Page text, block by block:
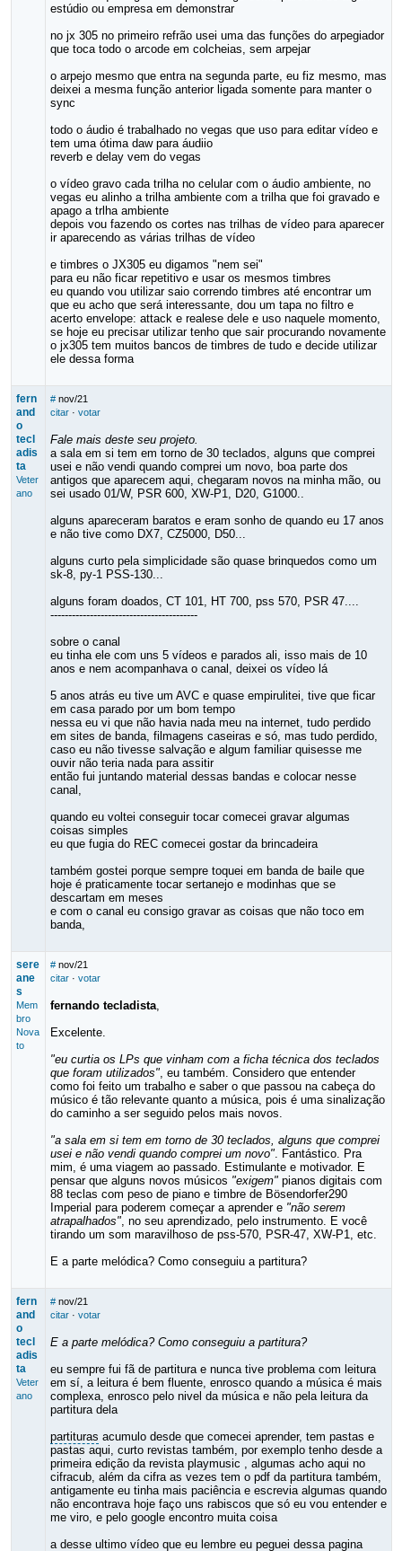
estúdio ou empresa em demonstrar
no jx 305 no primeiro refrão usei uma das funções do arpegiador
que toca todo o arcode em colcheias, sem arpejar
o arpejo mesmo que entra na segunda parte, eu fiz mesmo, mas
deixei a mesma função anterior ligada somente para manter o
sync
todo o áudio é trabalhado no vegas que uso para editar vídeo e
tem uma ótima daw para áudiio
reverb e delay vem do vegas
o vídeo gravo cada trilha no celular com o áudio ambiente, no
vegas eu alinho a trilha ambiente com a trilha que foi gravado e
apago a trlha ambiente
depois vou fazendo os cortes nas trilhas de vídeo para aparecer
ir aparecendo as várias trilhas de vídeo
e timbres o JX305 eu digamos "nem sei"
para eu não ficar repetitivo e usar os mesmos timbres
eu quando vou utilizar saio correndo timbres até encontrar um
que eu acho que será interessante, dou um tapa no filtro e
acerto envelope: attack e realese dele e uso naquele momento,
se hoje eu precisar utilizar tenho que sair procurando novamente
o jx305 tem muitos bancos de timbres de tudo e decide utilizar
ele dessa forma
fern
and
o
tecl
adis
ta
Veter
ano
# nov/21
citar· votar
Fale mais deste seu projeto.
a sala em si tem em torno de 30 teclados, alguns que comprei
usei e não vendi quando comprei um novo, boa parte dos
antigos que aparecem aqui, chegaram novos na minha mão, ou
sei usado 01/W, PSR 600, XW-P1, D20, G1000..
alguns apareceram baratos e eram sonho de quando eu 17 anos
e não tive como DX7, CZ5000, D50...
alguns curto pela simplicidade são quase brinquedos como um
sk-8, py-1 PSS-130...
alguns foram doados, CT 101, HT 700, pss 570, PSR 47....
-----------------------------------------
sobre o canal
eu tinha ele com uns 5 vídeos e parados ali, isso mais de 10
anos e nem acompanhava o canal, deixei os vídeo lá
5 anos atrás eu tive um AVC e quase empirulitei, tive que ficar
em casa parado por um bom tempo
nessa eu vi que não havia nada meu na internet, tudo perdido
em sites de banda, filmagens caseiras e só, mas tudo perdido,
caso eu não tivesse salvação e algum familiar quisesse me
ouvir não teria nada para assitir
então fui juntando material dessas bandas e colocar nesse
canal,
quando eu voltei conseguir tocar comecei gravar algumas
coisas simples
eu que fugia do REC comecei gostar da brincadeira
também gostei porque sempre toquei em banda de baile que
hoje é praticamente tocar sertanejo e modinhas que se
descartam em meses
e com o canal eu consigo gravar as coisas que não toco em
banda,
sere
ane
s
Mem
bro
Nova
to
# nov/21
citar· votar
fernando tecladista,
Excelente.
"eu curtia os LPs que vinham com a ficha técnica dos teclados
que foram utilizados", eu também. Considero que entender
como foi feito um trabalho e saber o que passou na cabeça do
músico é tão relevante quanto a música, pois é uma sinalização
do caminho a ser seguido pelos mais novos.
"a sala em si tem em torno de 30 teclados, alguns que comprei
usei e não vendi quando comprei um novo". Fantástico. Pra
mim, é uma viagem ao passado. Estimulante e motivador. E
pensar que alguns novos músicos "exigem"pianos digitais com
88 teclas com peso de piano e timbre de Bösendorfer290
Imperial para poderem começar a aprender e "não serem
atrapalhados", no seu aprendizado, pelo instrumento. E você
tirando um som maravilhoso de pss-570, PSR-47, XW-P1, etc.
E a parte melódica? Como conseguiu a partitura?
fern
and
o
tecl
adis
ta
Veter
ano
# nov/21
citar· votar
E a parte melódica? Como conseguiu a partitura?
eu sempre fui fã de partitura e nunca tive problema com leitura
em sí, a leitura é bem fluente, enrosco quando a música é mais
complexa, enrosco pelo nivel da música e não pela leitura da
partitura dela
partituras acumulo desde que comecei aprender, tem pastas e
pastas aqui, curto revistas também, por exemplo tenho desde a
primeira edição da revista playmusic , algumas acho aqui no
cifracub, além da cifra as vezes tem o pdf da partitura também,
antigamente eu tinha mais paciência e escrevia algumas quando
não encontrava hoje faço uns rabiscos que só eu vou entender e
me viro, e pelo google encontro muita coisa
a desse ultimo vídeo que eu lembre eu peguei dessa pagina